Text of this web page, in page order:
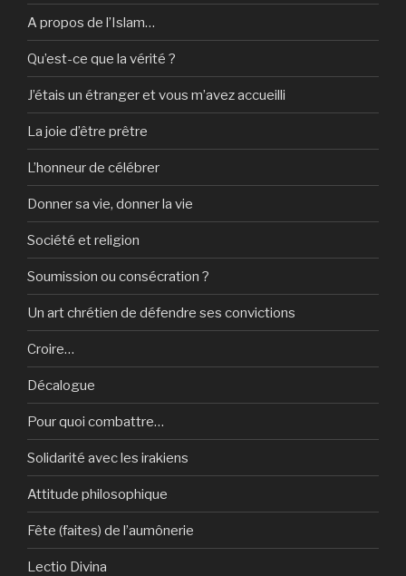
A propos de l’Islam…
Qu’est-ce que la vérité ?
J’étais un étranger et vous m’avez accueilli
La joie d’être prêtre
L’honneur de célébrer
Donner sa vie, donner la vie
Société et religion
Soumission ou consécration ?
Un art chrétien de défendre ses convictions
Croire…
Décalogue
Pour quoi combattre…
Solidarité avec les irakiens
Attitude philosophique
Fête (faites) de l’aumônerie
Lectio Divina